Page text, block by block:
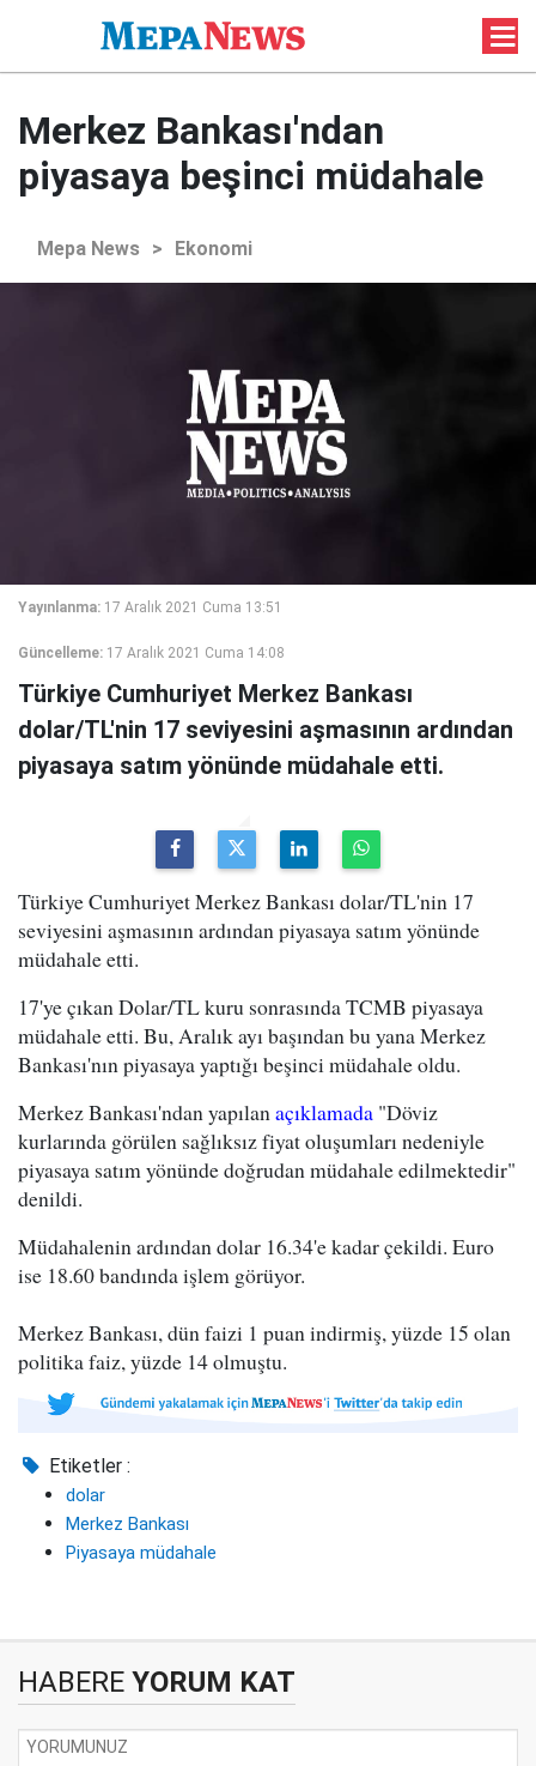
Merkez Bankası'ndan
piyasaya beşinci müdahale
Mepa News > Ekonomi
Yayınlanma: 17 Aralık 2021 Cuma 13:51
Güncelleme: 17 Aralık 2021 Cuma 14:08
Türkiye Cumhuriyet Merkez Bankası
dolar/TL'nin 17 seviyesini aşmasının ardından
piyasaya satım yönünde müdahale etti.
Türkiye Cumhuriyet Merkez Bankası dolar/TL'nin 17
seviyesini aşmasının ardından piyasaya satım yönünde
müdahale etti.
17'ye çıkan Dolar/TL kuru sonrasında TCMB piyasaya
müdahale etti. Bu, Aralık ayı başından bu yana Merkez
Bankası'nın piyasaya yaptığı beşinci müdahale oldu.
Merkez Bankası'ndan yapılanaçıklamada "Döviz
kurlarında görülen sağlıksız fiyat oluşumları nedeniyle
piyasaya satım yönünde doğrudan müdahale edilmektedir"
denildi.
Müdahalenin ardından dolar 16.34'e kadar çekildi. Euro
ise 18.60 bandında işlem görüyor.
Merkez Bankası, dün faizi 1 puan indirmiş, yüzde 15 olan
politika faiz, yüzde 14 olmuştu.
Etiketler :
dolar
Merkez Bankası
Piyasaya müdahale
HABERE YORUM KAT